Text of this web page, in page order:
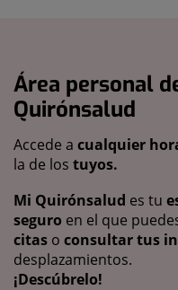
Área personal
Quirónsalud
Accede a cualquier
la de los tuyos.
Mi Quirónsalud es tu
seguro en el que
citas o consultar tus
desplazamientos.
¡Descúbrelo!